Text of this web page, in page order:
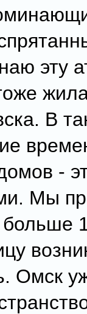
эту
В
-
Мы
Омск